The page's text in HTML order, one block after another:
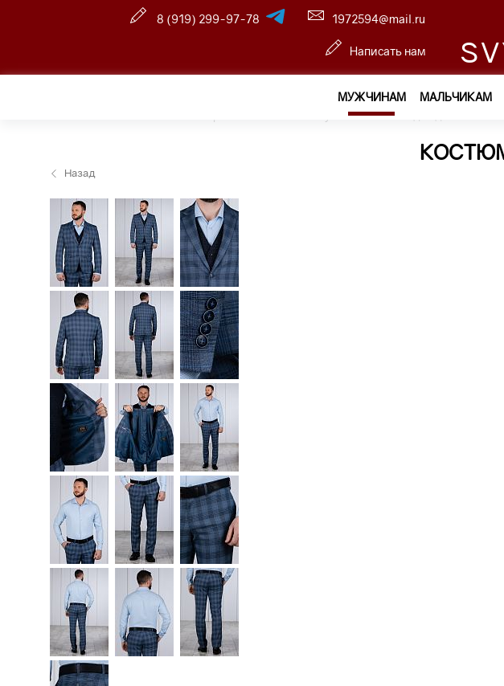
8 (919) 299-97-78 1972594@mail.ru
Написать нам
МУЖЧИНАМ МАЛЬЧИКАМ
Мужчинам —
Назад